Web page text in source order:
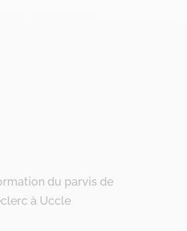
du parvis de
à Uccle